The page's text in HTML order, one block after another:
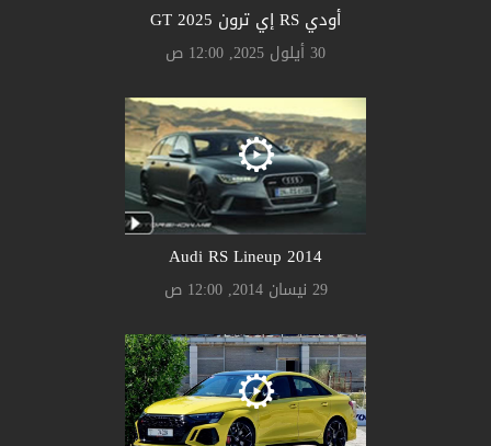
أودي RS إي ترون GT 2025
30 أيلول 2025, 12:00 ص
Audi RS Lineup 2014
29 نيسان 2014, 12:00 ص